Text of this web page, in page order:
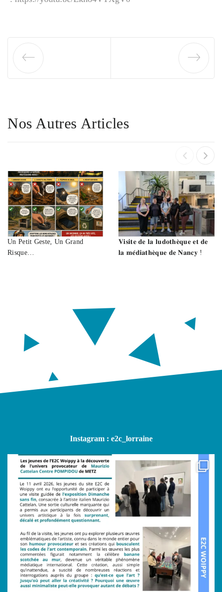
Nos Autres Articles
Un Petit Geste, Un Grand
Risque…
𝐕𝐢𝐬𝐢𝐭𝐞 𝐝𝐞 𝐥𝐚 𝐥𝐮𝐝𝐨𝐭𝐡𝐞̀𝐪𝐮𝐞 𝐞𝐭 𝐝𝐞
𝐥𝐚 𝐦𝐞́𝐝𝐢𝐚𝐭𝐡𝐞̀𝐪𝐮𝐞 𝐝𝐞 𝐍𝐚𝐧𝐜𝐲 !
Instagram : e2c_lorraine